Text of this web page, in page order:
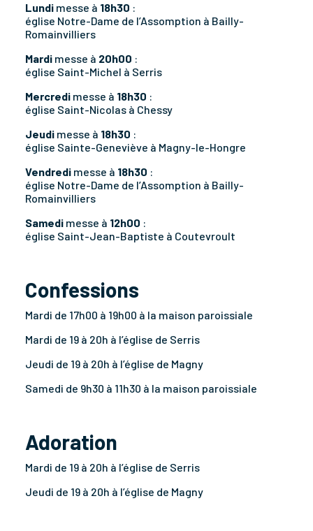
Lundi messe à 18h30 :
église Notre-Dame de l’Assomption à Bailly-
Romainvilliers
Mardi messe à 20h00 :
église Saint-Michel à Serris
Mercredi messe à 18h30 :
église Saint-Nicolas à Chessy
Jeudi messe à 18h30 :
église Sainte-Geneviève à Magny-le-Hongre
Vendredi messe à 18h30 :
église Notre-Dame de l’Assomption à Bailly-
Romainvilliers
Samedi messe à 12h00 :
église Saint-Jean-Baptiste à Coutevroult
Confessions
Mardi de 17h00 à 19h00 à la maison paroissiale
Mardi de 19 à 20h à l’église de Serris
Jeudi de 19 à 20h à l’église de Magny
Samedi de 9h30 à 11h30 à la maison paroissiale
Adoration
Mardi de 19 à 20h à l’église de Serris
Jeudi de 19 à 20h à l’église de Magny